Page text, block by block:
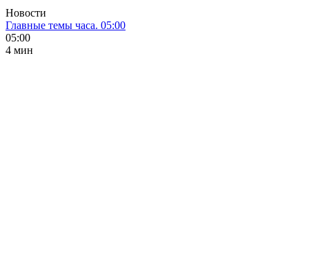
Новости
Главные темы часа. 05:00
05:00
4 мин